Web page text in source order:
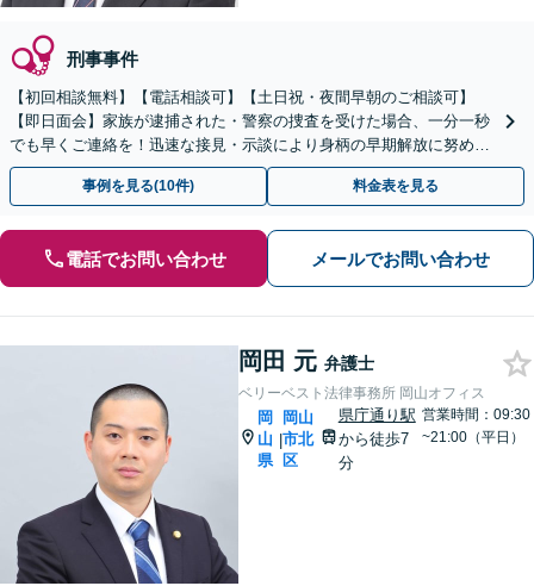
刑事事件
【初回相談無料】【電話相談可】【土日祝・夜間早朝のご相談可】
【即日面会】家族が逮捕された・警察の捜査を受けた場合、一分一秒
でも早くご連絡を！迅速な接見・示談により身柄の早期解放に努めま
す。精神面のケアも重視し、少年事件にも力を入れています。
事例を見る(10件) 料金表を見る
電話でお問い合わせ メールでお問い合わせ
岡田 元 弁護士
ベリーベスト法律事務所 岡山オフィス
岡
山
県
|
岡山
市北
区
県庁通り駅
から徒歩7
分
営業時間：09:30
~21:00（平日）